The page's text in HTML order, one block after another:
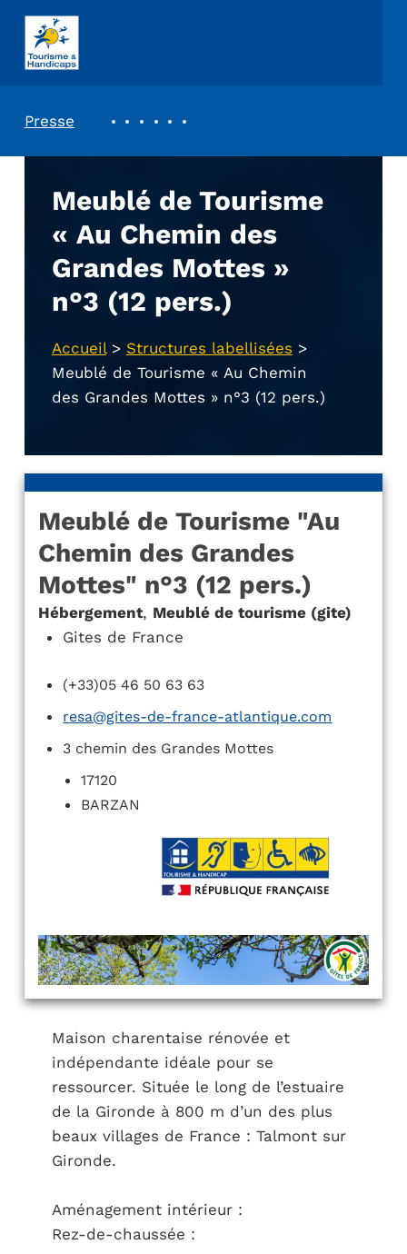
ASSOCIATION TOURISME ET HANDICAPS
Presse
Meublé de Tourisme
« Au Chemin des
Grandes Mottes »
n°3 (12 pers.)
Accueil> Structures labellisées >
Meublé de Tourisme « Au Chemin
des Grandes Mottes » n°3 (12 pers.)
Meublé de Tourisme "Au
Chemin des Grandes
Mottes" n°3 (12 pers.)
Hébergement, Meublé de tourisme (gite)
Gites de France
(+33)05 46 50 63 63
resa@gites-de-france-atlantique.com
3 chemin des Grandes Mottes
17120
BARZAN
Maison charentaise rénovée et
indépendante idéale pour se
ressourcer. Située le long de l’estuaire
de la Gironde à 800 m d’un des plus
beaux villages de France : Talmont sur
Gironde.
Aménagement intérieur :
Rez-de-chaussée :